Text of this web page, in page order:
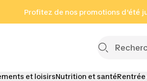
au pied de page
Profitez de nos promotions d'été
et loisirsNutrition et santé